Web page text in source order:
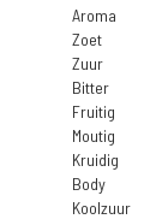
Aroma
Zoet
Zuur
Bitter
Fruitig
Moutig
Kruidig
Body
Koolzuur